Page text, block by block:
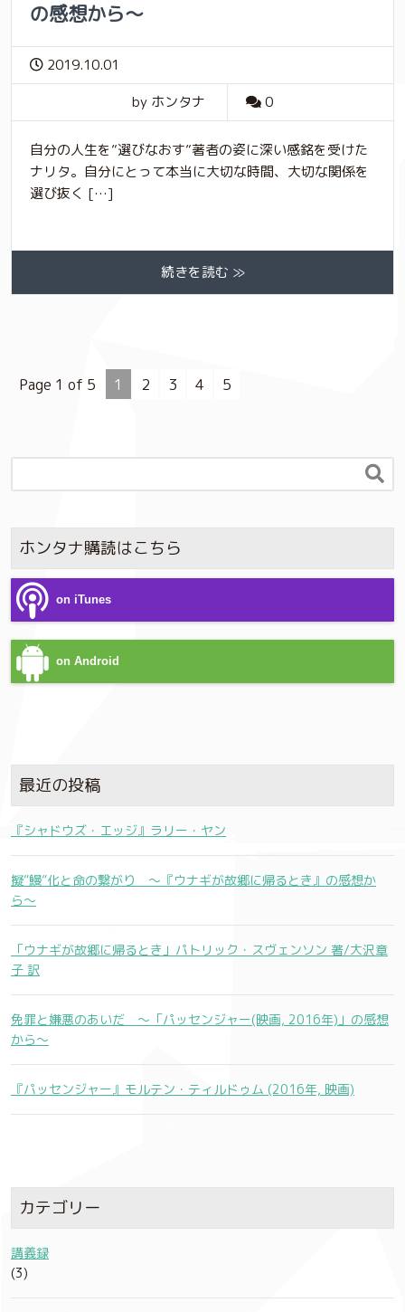
の感想から～
2019.10.01
by ホンタナ
0
自分の人生を”選びなおす”著者の姿に深い感銘を受けた
ナリタ。自分にとって本当に大切な時間、大切な関係を
選び抜く […]
続きを読む ≫
Page 1 of 5 1 2 3 4 5

ホンタナ購読はこちら
on iTunes
on Android
最近の投稿
『シャドウズ・エッジ』ラリー・ヤン
擬”鰻”化と命の繋がり 〜『ウナギが故郷に帰るとき』の感想か
ら〜
「ウナギが故郷に帰るとき」パトリック・スヴェンソン 著/大沢章
子 訳
免罪と嫌悪のあいだ 〜「パッセンジャー(映画, 2016年)」の感想
から〜
『パッセンジャー』モルテン・ティルドゥム (2016年, 映画)
カテゴリー
講義録
(3)